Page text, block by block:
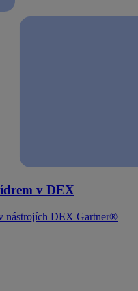
v DEX
nástrojích DEX Gartner®